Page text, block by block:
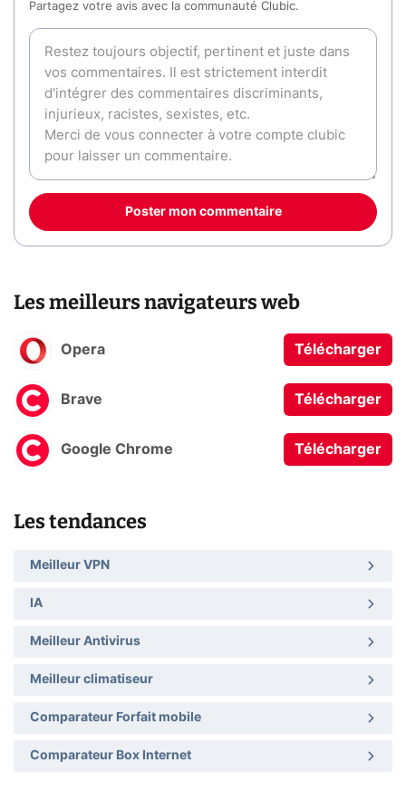
Partagez votre avis avec la communauté Clubic.
Poster mon commentaire
Les meilleurs navigateurs web
Opera Télécharger
Brave Télécharger
Google Chrome Télécharger
Les tendances
Meilleur VPN
IA
Meilleur Antivirus
Meilleur climatiseur
Comparateur Forfait mobile
Comparateur Box Internet